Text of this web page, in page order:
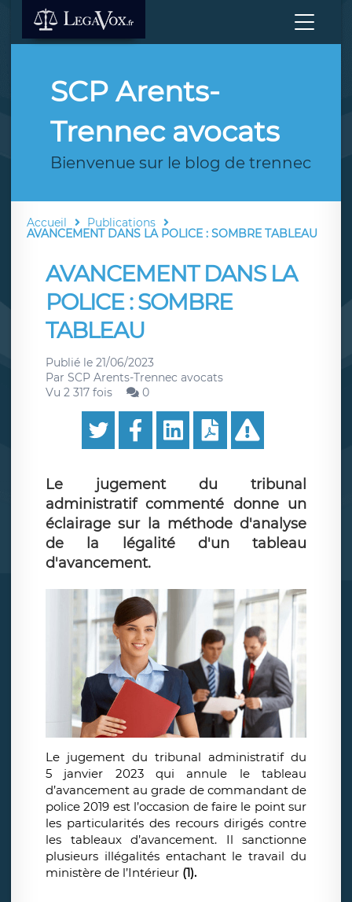
SCP Arents-
Trennec avocats
Bienvenue sur le blog de trennec
Accueil Publications
AVANCEMENT DANS LA POLICE : SOMBRE TABLEAU
AVANCEMENT DANS LA
POLICE : SOMBRE
TABLEAU
Publié le 21/06/2023
Par SCP Arents-Trennec avocats
Vu 2 317 fois
0
Le jugement du tribunal
administratif commenté donne un
éclairage sur la méthode d'analyse
de la légalité d'un tableau
d'avancement.
Le jugement du tribunal administratif du
5 janvier 2023 qui annule le tableau
d’avancement au grade de commandant de
police 2019 est l’occasion de faire le point sur
les particularités des recours dirigés contre
les tableaux d’avancement. Il sanctionne
plusieurs illégalités entachant le travail du
ministère de l’Intérieur (1).